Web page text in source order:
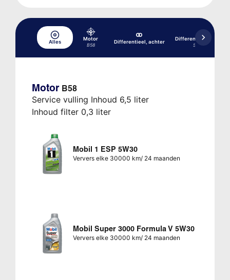
Alles
Motor
B58
Differentieel, achter
Differentieel, achter
SA2T4
Motor B58
Service vulling Inhoud 6,5 liter
Inhoud filter 0,3 liter
Mobil 1 ESP 5W30
Ververs elke 30000 km/ 24 maanden
Mobil Super 3000 Formula V 5W30
Ververs elke 30000 km/ 24 maanden